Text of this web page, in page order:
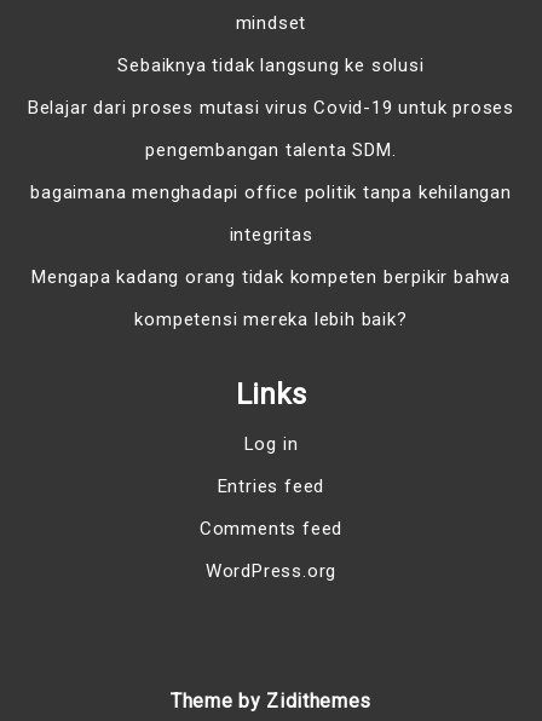
mindset
Sebaiknya tidak langsung ke solusi
Belajar dari proses mutasi virus Covid-19 untuk proses
pengembangan talenta SDM.
bagaimana menghadapi office politik tanpa kehilangan
integritas
Mengapa kadang orang tidak kompeten berpikir bahwa
kompetensi mereka lebih baik?
Links
Log in
Entries feed
Comments feed
WordPress.org
Theme by Zidithemes